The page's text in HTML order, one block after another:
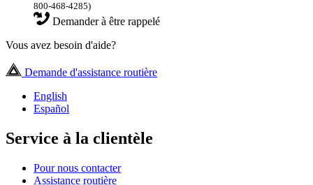
800-468-4285)
Demander à être rappelé
Vous avez besoin d'aide?
Demande d'assistance routière
English
Español
Service à la clientèle
Pour nous contacter
Assistance routière